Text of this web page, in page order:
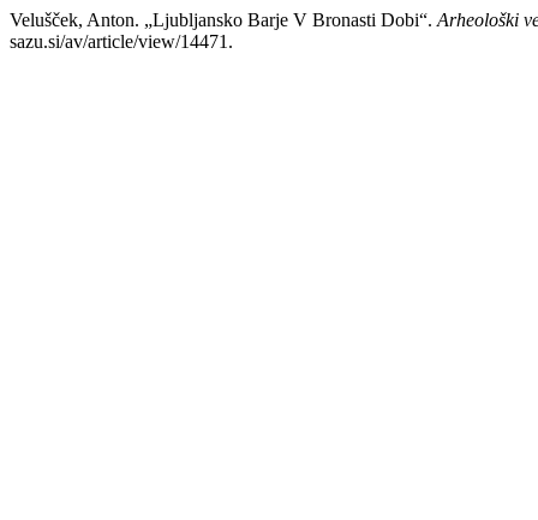
Velušček, Anton. „Ljubljansko Barje V Bronasti Dobi“. Arheološki
sazu.si/av/article/view/14471.